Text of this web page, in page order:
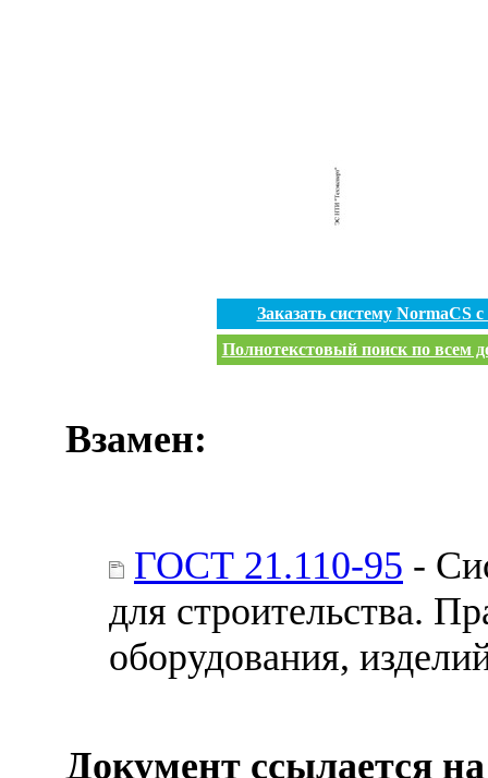
Заказать систему NormaCS
Полнотекстовый поиск по всем
Взамен:
ГОСТ 21.110-95 -
для строительства.
оборудования,
Документ ссылается